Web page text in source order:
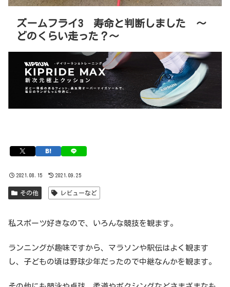
ズームフライ3 寿命と判断しました 〜
どのくらい走った？〜
2021.08.15 2021.09.25
その他 レビューなど
私スポーツ好きなので、いろんな競技を観ます。
ランニングが趣味ですから、マラソンや駅伝はよく観ます
し、子どもの頃は野球少年だったので中継なんかを観ます。